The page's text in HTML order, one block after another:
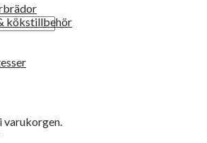
kökstillbehör